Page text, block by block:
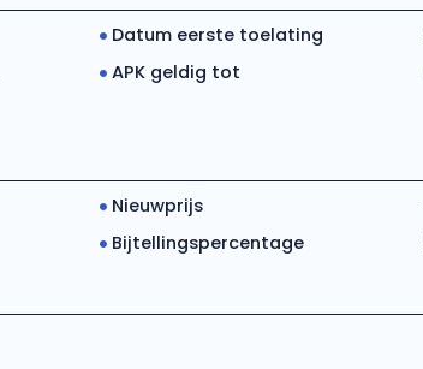
Datum eerste toelating
APK geldig tot
Nieuwprijs
Bijtellingspercentage